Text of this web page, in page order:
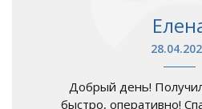
Добрый день!
быстро, оперативно!